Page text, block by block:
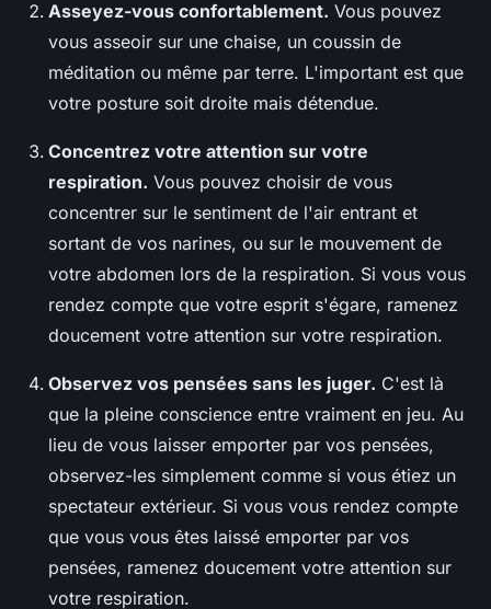
Asseyez-vous confortablement. Vous pouvez
vous asseoir sur une chaise, un coussin de
méditation ou même par terre. L'important est que
votre posture soit droite mais détendue.
Concentrez votre attention sur votre
respiration. Vous pouvez choisir de vous
concentrer sur le sentiment de l'air entrant et
sortant de vos narines, ou sur le mouvement de
votre abdomen lors de la respiration. Si vous vous
rendez compte que votre esprit s'égare, ramenez
doucement votre attention sur votre respiration.
Observez vos pensées sans les juger. C'est là
que la pleine conscience entre vraiment en jeu. Au
lieu de vous laisser emporter par vos pensées,
observez-les simplement comme si vous étiez un
spectateur extérieur. Si vous vous rendez compte
que vous vous êtes laissé emporter par vos
pensées, ramenez doucement votre attention sur
votre respiration.